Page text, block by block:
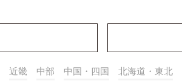
近畿 中部 中国・四国 北海道・東北